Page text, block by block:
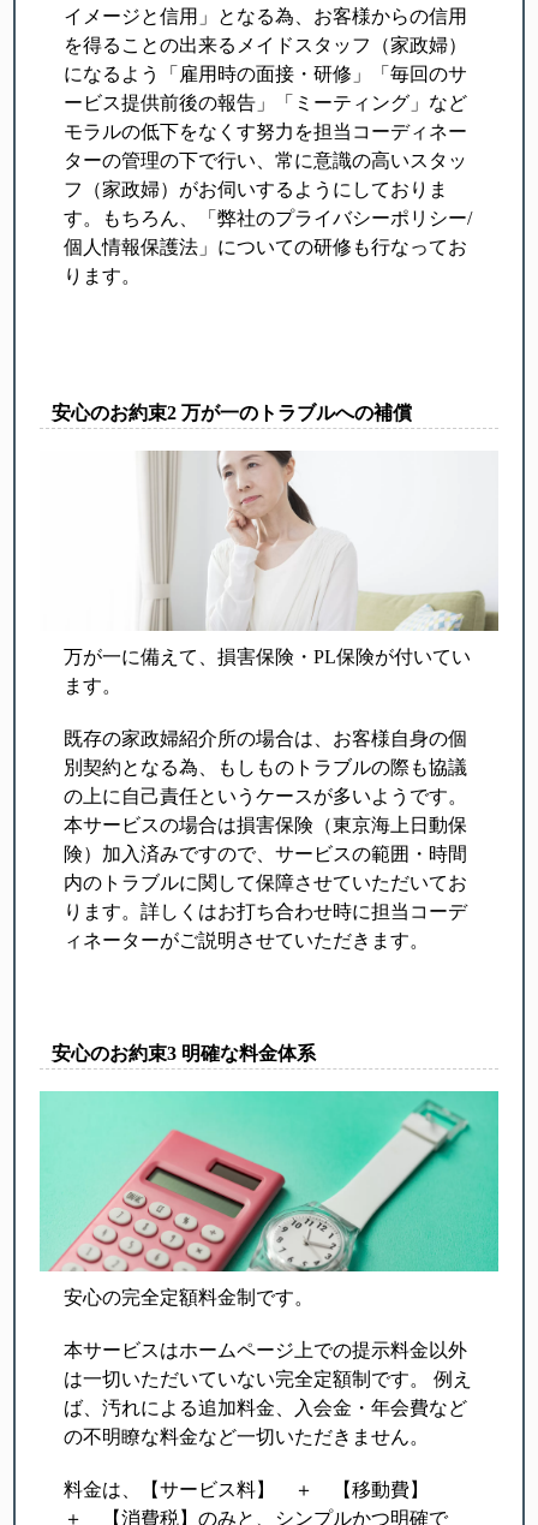
イメージと信用」となる為、お客様からの信用
を得ることの出来るメイドスタッフ（家政婦）
になるよう「雇用時の面接・研修」「毎回のサ
ービス提供前後の報告」「ミーティング」など
モラルの低下をなくす努力を担当コーディネー
ターの管理の下で行い、常に意識の高いスタッ
フ（家政婦）がお伺いするようにしておりま
す。もちろん、「弊社のプライバシーポリシー/
個人情報保護法」についての研修も行なってお
ります。
安心のお約束2 万が一のトラブルへの補償
万が一に備えて、損害保険・PL保険が付いてい
ます。
既存の家政婦紹介所の場合は、お客様自身の個
別契約となる為、もしものトラブルの際も協議
の上に自己責任というケースが多いようです。
本サービスの場合は損害保険（東京海上日動保
険）加入済みですので、サービスの範囲・時間
内のトラブルに関して保障させていただいてお
ります。詳しくはお打ち合わせ時に担当コーデ
ィネーターがご説明させていただきます。
安心のお約束3 明確な料金体系
安心の完全定額料金制です。
本サービスはホームページ上での提示料金以外
は一切いただいていない完全定額制です。 例え
ば、汚れによる追加料金、入会金・年会費など
の不明瞭な料金など一切いただきません。
料金は、【サービス料】 ＋ 【移動費】
＋ 【消費税】のみと、シンプルかつ明確で